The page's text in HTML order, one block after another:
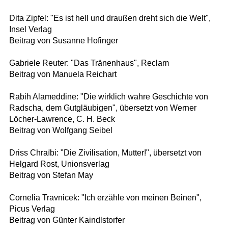
Dita Zipfel: "Es ist hell und draußen dreht sich die Welt",
Insel Verlag
Beitrag von Susanne Hofinger
Gabriele Reuter: "Das Tränenhaus", Reclam
Beitrag von Manuela Reichart
Rabih Alameddine: "Die wirklich wahre Geschichte von
Radscha, dem Gutgläubigen", übersetzt von Werner
Löcher-Lawrence, C. H. Beck
Beitrag von Wolfgang Seibel
Driss Chraïbi: "Die Zivilisation, Mutter!", übersetzt von
Helgard Rost, Unionsverlag
Beitrag von Stefan May
Cornelia Travnicek: "Ich erzähle von meinen Beinen",
Picus Verlag
Beitrag von Günter Kaindlstorfer